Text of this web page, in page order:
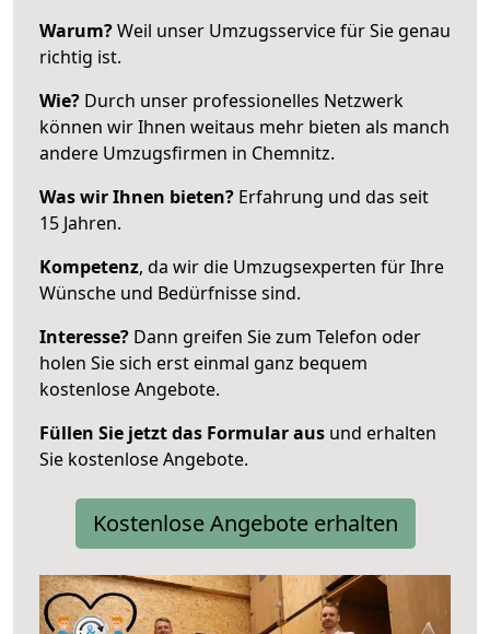
Warum?Weil unser Umzugsservice für Sie genau
richtig ist.
Wie? Durch unser professionelles Netzwerk
können wir Ihnen weitaus mehr bieten als manch
andere Umzugsfirmen in Chemnitz.
Was wir Ihnen bieten? Erfahrung und das seit
15 Jahren.
Kompetenz, da wir die Umzugsexperten für Ihre
Wünsche und Bedürfnisse sind.
Interesse? Dann greifen Sie zum Telefon oder
holen Sie sich erst einmal ganz bequem
kostenlose Angebote.
Füllen Sie jetzt das Formular aus und erhalten
Sie kostenlose Angebote.
Kostenlose Angebote erhalten